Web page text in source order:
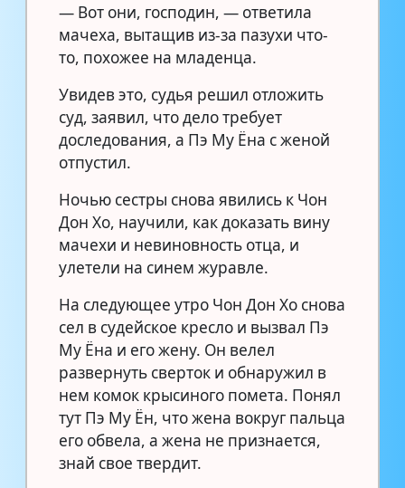
— Вот они, господин, — ответила
мачеха, вытащив из-за пазухи что-
то, похожее на младенца.
Увидев это, судья решил отложить
суд, заявил, что дело требует
доследования, а Пэ Му Ёна с женой
отпустил.
Ночью сестры снова явились к Чон
Дон Хо, научили, как доказать вину
мачехи и невиновность отца, и
улетели на синем журавле.
На следующее утро Чон Дон Хо снова
сел в судейское кресло и вызвал Пэ
Му Ёна и его жену. Он велел
развернуть сверток и обнаружил в
нем комок крысиного помета. Понял
тут Пэ Му Ён, что жена вокруг пальца
его обвела, а жена не признается,
знай свое твердит.